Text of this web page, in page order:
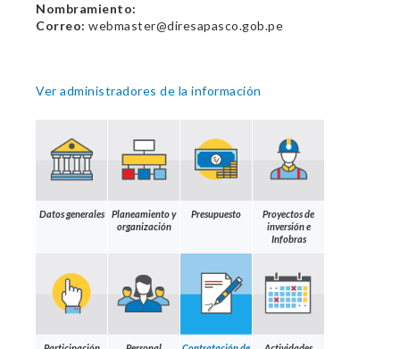
Nombramiento:
Correo: webmaster@diresapasco.gob.pe
Ver administradores de la información
Datos generales
Planeamiento y
organización
Presupuesto
Proyectos de
inversión e
Infobras